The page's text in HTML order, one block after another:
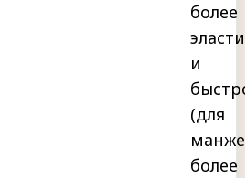
более
и
(для
более